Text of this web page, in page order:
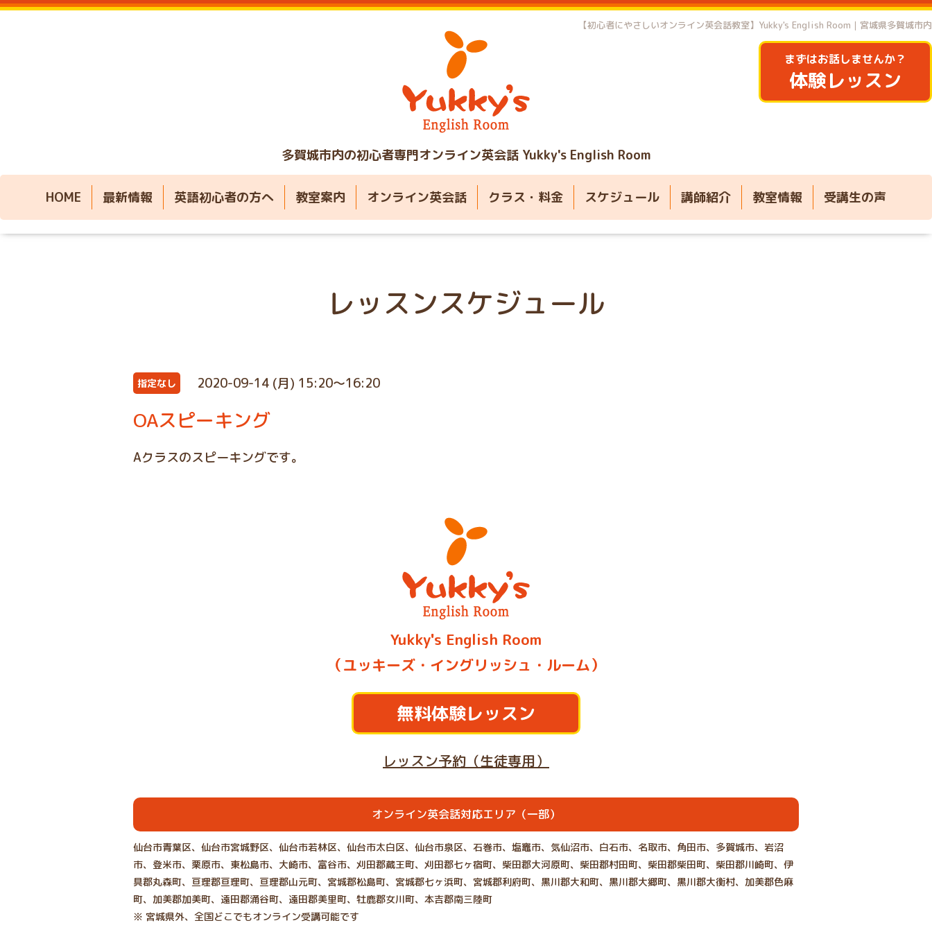
多賀城市内の初心者専門オンライン英会話 Yukky's English Room
【初心者にやさしいオンライン英会話教室】Yukky's English Room｜宮城県多賀城市内
まずはお話しませんか？
体験レッスン
HOME 最新情報 英語初心者の方へ 教室案内 オンライン英会話 クラス・料金 スケジュール 講師紹介 教室情報 受講生の声
レッスンスケジュール
指定なし 2020-09-14 (月) 15:20～16:20
OAスピーキング
Aクラスのスピーキングです。
Yukky's English Room
（ユッキーズ・イングリッシュ・ルーム）
無料体験レッスン
レッスン予約（生徒専用）
オンライン英会話対応エリア（一部）
仙台市青葉区、仙台市宮城野区、仙台市若林区、仙台市太白区、仙台市泉区、石巻市、塩竈市、気仙沼市、白石市、名取市、角田市、多賀城市、岩沼
市、登米市、栗原市、東松島市、大崎市、富谷市、刈田郡蔵王町、刈田郡七ヶ宿町、柴田郡大河原町、柴田郡村田町、柴田郡柴田町、柴田郡川崎町、伊
具郡丸森町、亘理郡亘理町、亘理郡山元町、宮城郡松島町、宮城郡七ヶ浜町、宮城郡利府町、黒川郡大和町、黒川郡大郷町、黒川郡大衡村、加美郡色麻
町、加美郡加美町、遠田郡涌谷町、遠田郡美里町、牡鹿郡女川町、本吉郡南三陸町
※ 宮城県外、全国どこでもオンライン受講可能です